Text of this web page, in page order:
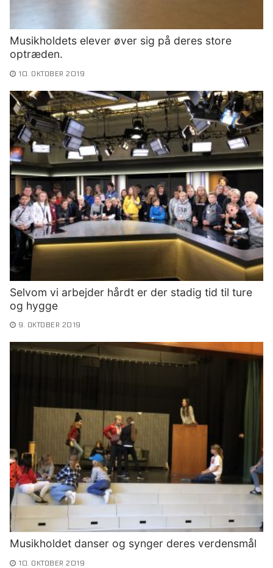
Musikholdets elever øver sig på deres store
optræden.
10. OKTOBER 2019
Selvom vi arbejder hårdt er der stadig tid til ture
og hygge
9. OKTOBER 2019
Musikholdet danser og synger deres verdensmål
10. OKTOBER 2019